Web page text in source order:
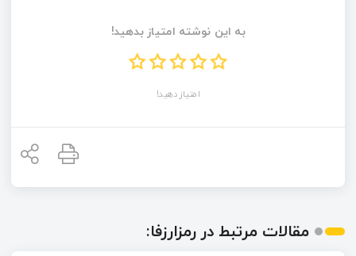
به این نوشته امتیاز بدهید!
امتیاز دهید!
مقالات مرتبط در رمزارزفا: